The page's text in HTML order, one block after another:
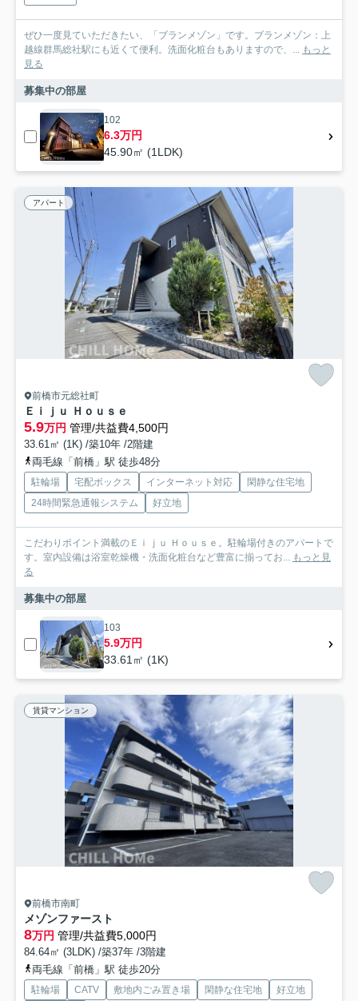
ぜひ一度見ていただきたい、「ブランメゾン」です。ブランメゾン：上
越線群馬総社駅にも近くて便利。洗面化粧台もありますので、... もっと
見る
募集中の部屋
102
6.3万円
45.90㎡ (1LDK)
アパート
前橋市元総社町
Ｅｉｊｕ Ｈｏｕｓｅ
5.9万円 管理/共益費4,500円
33.61㎡ (1K) /築10年 /2階建
両毛線「前橋」駅 徒歩48分
駐輪場 宅配ボックス インターネット対応
閑静な住宅地
24時間緊急通報システム
好立地
こだわりポイント満載のＥｉｊｕ Ｈｏｕｓｅ。駐輪場付きのアパートで
す。室内設備は浴室乾燥機・洗面化粧台など豊富に揃ってお... もっと見
る
募集中の部屋
103
5.9万円
33.61㎡ (1K)
賃貸マンション
前橋市南町
メゾンファースト
8万円 管理/共益費5,000円
84.64㎡ (3LDK) /築37年 /3階建
両毛線「前橋」駅 徒歩20分
駐輪場 CATV 敷地内ごみ置き場 閑静な住宅地
好立地